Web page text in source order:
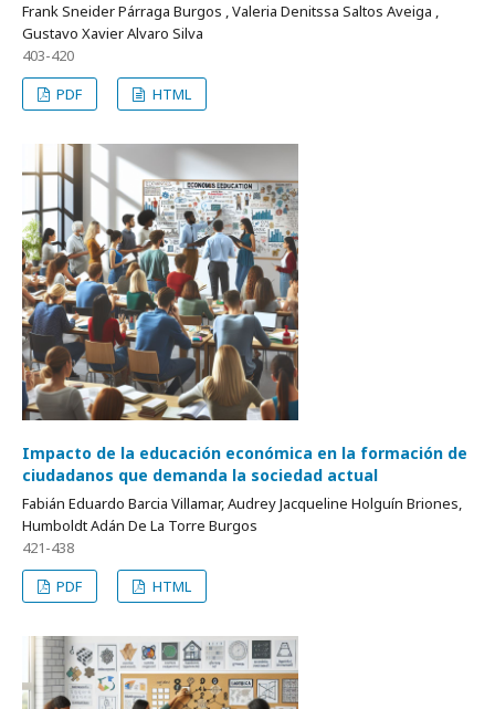
Frank Sneider Párraga Burgos , Valeria Denitssa Saltos Aveiga ,
Gustavo Xavier Alvaro Silva
403-420
PDF
HTML
Impacto de la educación económica en la formación de
ciudadanos que demanda la sociedad actual
Fabián Eduardo Barcia Villamar, Audrey Jacqueline Holguín Briones,
Humboldt Adán De La Torre Burgos
421-438
PDF
HTML